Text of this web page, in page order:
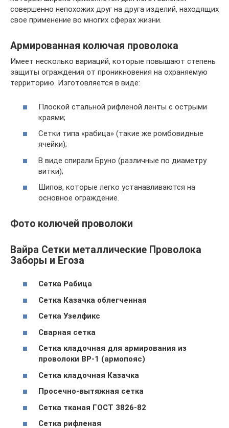
совершенно непохожих друг на друга изделий, находящих
свое применение во многих сферах жизни.
Армированная колючая проволока
Имеет несколько вариаций, которые повышают степень
защиты ограждения от проникновения на охраняемую
территорию. Изготовляется в виде:
Плоской стальной рифленой ленты с острыми
краями;
Сетки типа «рабица» (такие же ромбовидные
ячейки);
В виде спирали Бруно (различные по диаметру
витки);
Шипов, которые легко устанавливаются на
основное ограждение.
Фото колючей проволоки
Вайра Сетки металлические Проволока
Заборы и Егоза
Сетка Рабица
Сетка Казачка облегченная
Сетка Узелфикс
Сварная сетка
Сетка кладочная для армирования из
проволоки ВР-1 (армопояс)
Сетка кладочная Казачка
Просечно-вытяжная сетка
Сетка тканая ГОСТ 3826-82
Сетка рифленая